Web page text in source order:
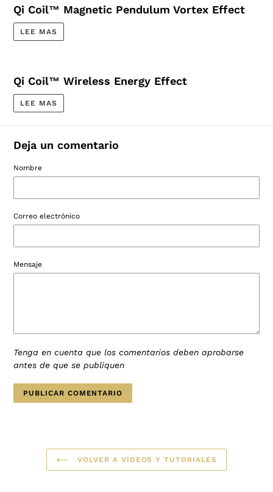
Qi Coil™ Magnetic Pendulum Vortex Effect
LEE MAS
Qi Coil™ Wireless Energy Effect
LEE MAS
Deja un comentario
Nombre
Correo electrónico
Mensaje
Tenga en cuenta que los comentarios deben aprobarse
antes de que se publiquen
VOLVER A VÍDEOS Y TUTORIALES